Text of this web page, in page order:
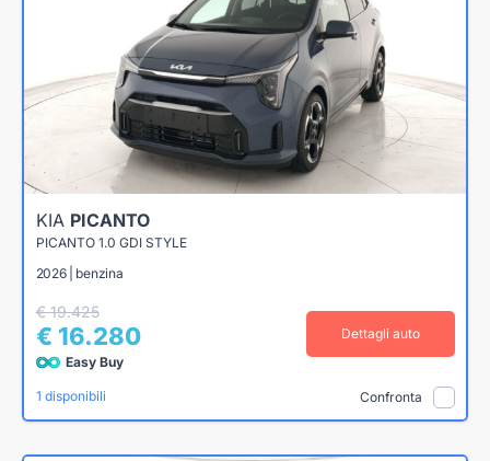
KIA PICANTO
PICANTO 1.0 GDI STYLE
2026 | benzina
€ 19.425
€ 16.280
Easy Buy
Dettagli auto
1 disponibili Confronta